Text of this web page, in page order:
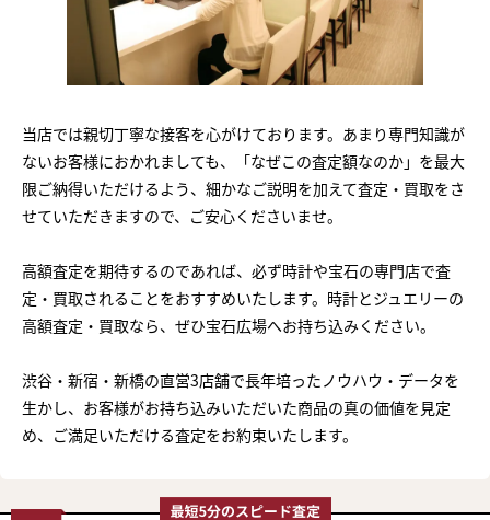
当店では親切丁寧な接客を心がけております。あまり専門知識が
ないお客様におかれましても、「なぜこの査定額なのか」を最大
限ご納得いただけるよう、細かなご説明を加えて査定・買取をさ
せていただきますので、ご安心くださいませ。
高額査定を期待するのであれば、必ず時計や宝石の専門店で査
定・買取されることをおすすめいたします。時計とジュエリーの
高額査定・買取なら、ぜひ宝石広場へお持ち込みください。
渋谷・新宿・新橋の直営3店舗で長年培ったノウハウ・データを
生かし、お客様がお持ち込みいただいた商品の真の価値を見定
め、ご満足いただける査定をお約束いたします。